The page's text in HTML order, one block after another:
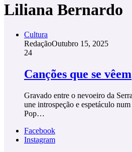
Liliana Bernardo
Cultura
RedaçãoOutubro 15, 2025
24
Canções que se vêem
Gravado entre o nevoeiro da
une introspeção e espetáculo
Pop…
Facebook
Instagram